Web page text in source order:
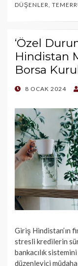
DÜŞENLER,
‘Özel
Hindistan
Borsa
POSTED
8 OCAK 2024
Giriş Hindistan’ın
stresli kredilerin
bankacılık
düzenleyici